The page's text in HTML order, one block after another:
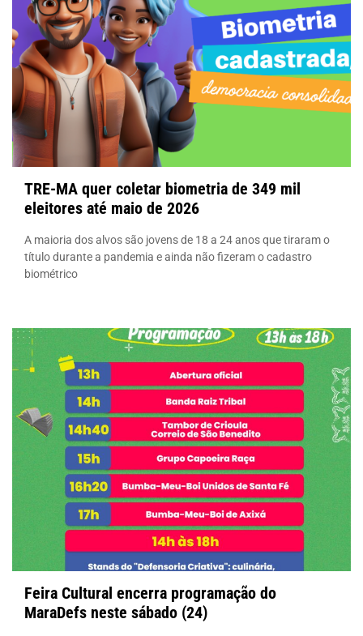
TRE-MA quer coletar biometria de 349 mil
eleitores até maio de 2026
A maioria dos alvos são jovens de 18 a 24 anos que tiraram o
título durante a pandemia e ainda não fizeram o cadastro
biométrico
Feira Cultural encerra programação do
MaraDefs neste sábado (24)